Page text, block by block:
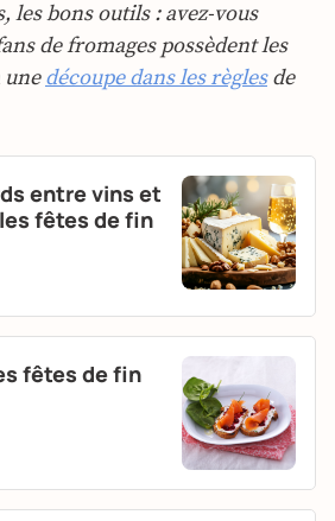
les bons outils : avez-vous
de fromages possèdent les
une découpe dans les règlesde
entre vins et
fêtes de fin
fêtes de fin